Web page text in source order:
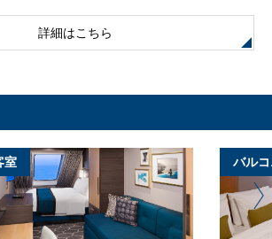
詳細はこちら
室 バル